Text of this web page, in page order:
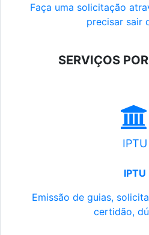
Faça uma solicitação
precisar sair
SERVIÇOS
IPTU
IPTU
Emissão de guias,
certidão,